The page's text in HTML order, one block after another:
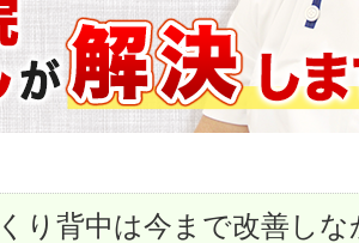
り背中は今まで改善しな